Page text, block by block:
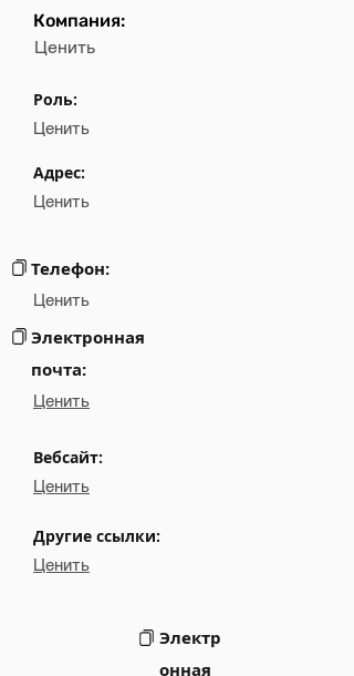
Field
Email
Компания:
Ценить
Роль:
Ценить
Адрес:
Ценить
Телефон:
Ценить
Электронная
почта:
Ценить
Вебсайт:
Ценить
Другие ссылки:
Ценить
Электр
онная